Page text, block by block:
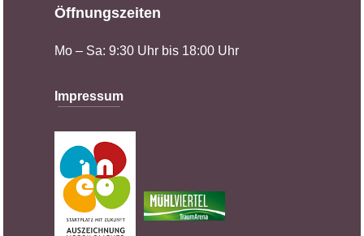
Öffnungszeiten
Mo – Sa: 9:30 Uhr bis 18:00 Uhr
Impressum